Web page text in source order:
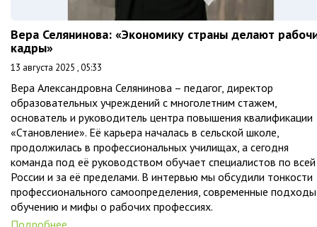
Вера Селянинова: «Экономику страны делают
кадры»
13 августа 2025 , 05:33
Вера Александровна Селянинова – педагог, директор
образовательных учреждений с многолетним стажем,
основатель и руководитель центра повышения квалификации
«Становление». Её карьера началась в сельской школе,
продолжилась в профессиональных училищах, а сегодня
команда под её руководством обучает специалистов по всей
России и за её пределами. В интервью мы обсудили тонкости
профессионального самоопределения, современные
обучению и мифы о рабочих профессиях.
Подробнее